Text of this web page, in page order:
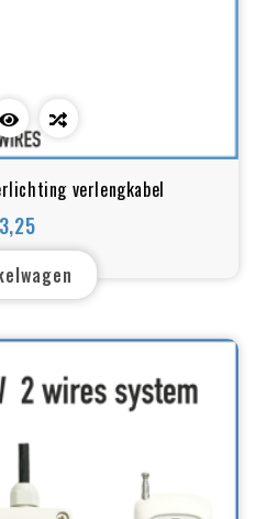
verlengkabel
Prijs